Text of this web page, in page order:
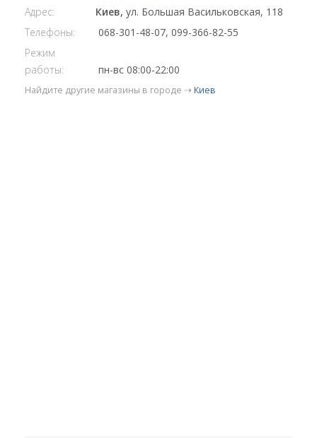
Адрес:
Киев, ул. Большая Васильковская, 118
Телефоны:
068-301-48-07, 099-366-82-55
Режим
работы:
пн-вс 08:00-22:00
Найдите другие магазины в городе ⇢ Киев